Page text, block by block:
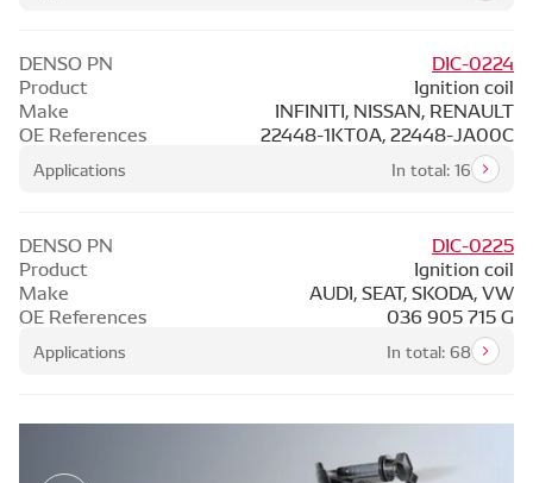
DENSO PN
DIC-0224
Product
Ignition coil
Make
INFINITI, NISSAN, RENAULT
Applications In total: 16
OE References 22448-1KT0A, 22448-JA00C
DENSO PN
DIC-0225
Product
Ignition coil
Make
AUDI, SEAT, SKODA, VW
Applications In total: 68
OE References 036 905 715 G